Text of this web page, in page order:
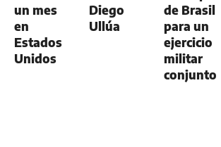
un mes
en
Estados
Unidos
Diego
Ullúa
de Brasil
para un
ejercicio
militar
conjunto